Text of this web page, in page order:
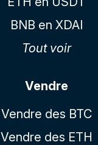
BNB en XDAI
Tout voir
Vendre
Vendre des BTC
Vendre des ETH